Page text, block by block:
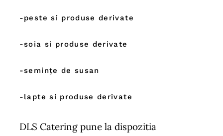
-peste si produse derivate
-soia si produse derivate
-semințe de susan
-lapte si produse derivate
DLS Catering pune la dispozitia